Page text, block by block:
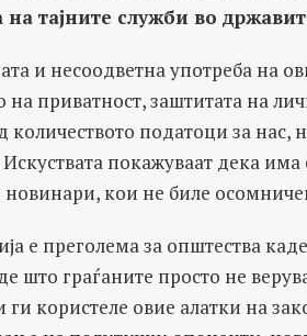
на тајните служби во
и несоодветна употреба на
приватност, заштитата на
количеството податоци за нас,
покажуваат дека има
новинари, кои не биле
е преголема за општества
што граѓаните просто не
ги користеле овие алатки на